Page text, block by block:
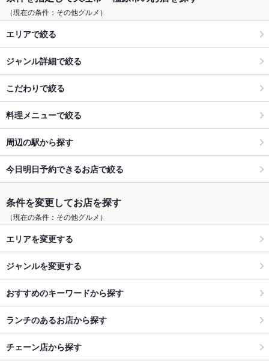
（現在の条件：その他グルメ）
エリアで絞る
ジャンル詳細で絞る
こだわりで絞る
料理メニューで絞る
周辺の駅から探す
今日明日予約できるお店で絞る
条件を変更してお店を探す
（現在の条件：その他グルメ）
エリアを変更する
ジャンルを変更する
おすすめのキーワードから探す
ランチのあるお店から探す
チェーン店から探す